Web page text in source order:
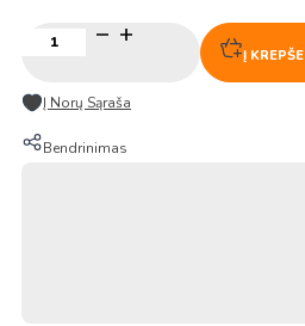
kiekis:
traškučiai
–
„Pure
Į
Į Norų Sąraša
Bendrinimas